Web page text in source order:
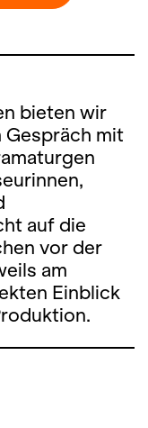
bieten wir
Gespräch mit
auf die
vor der
am
Einblick